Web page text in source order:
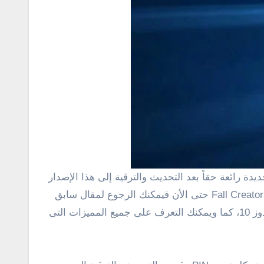
الجديد الذى أصبح متاح بشكل رسمى من شركة مايكروسوفت، وفى حالة إذا لم تتمكن من تحديث نسخة ويندوز 10 إلى Fall Creators حتى الأن فيمكنك الرجوع لمقال سابق
” والذى وضحنا خلاله أربع طرق رسمية لتحديث ويندوز 10، كما ويمكنك التعرف على جميع المميزات التى